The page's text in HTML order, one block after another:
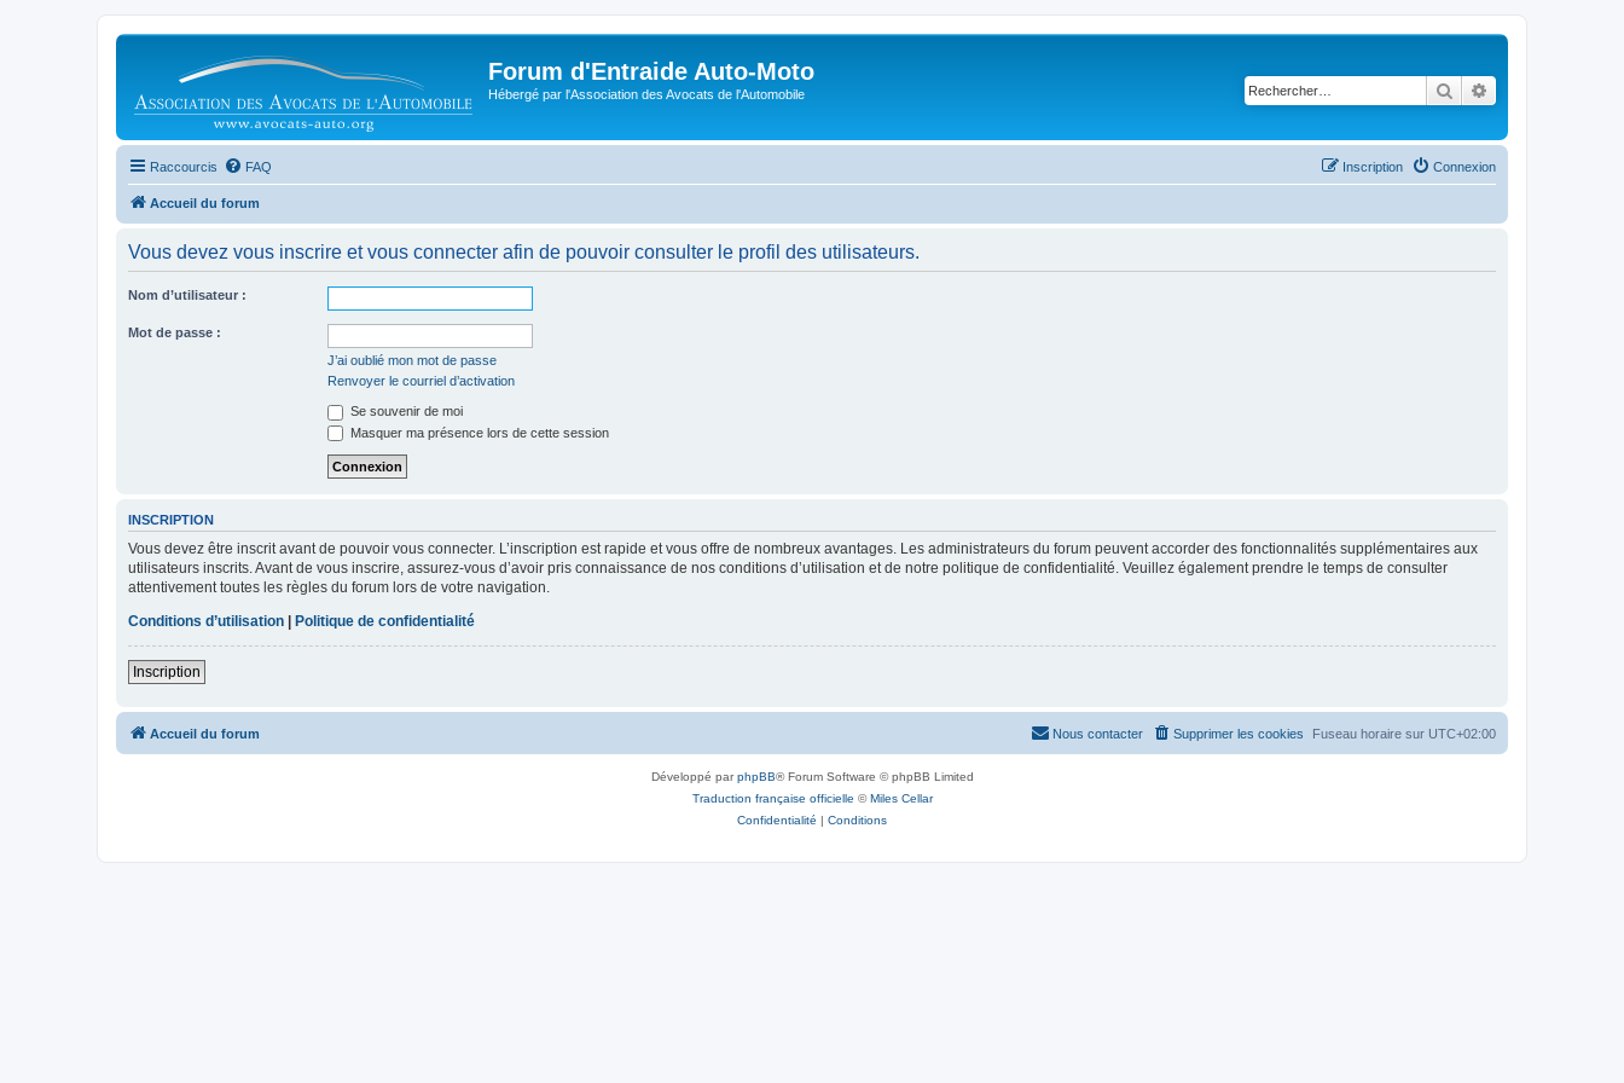
Forum d'Entraide Auto-Moto
Hébergé par l'Association des Avocats de l'Automobile Rechercher
Raccourcis FAQ Connexion
Inscription
Accueil du forum
Vous devez vous inscrire et vous connecter afin de pouvoir consulter le profil des utilisateurs.
Nom d’utilisateur :
Mot de passe :
J’ai oublié mon mot de passe
Renvoyer le courriel d’activation
Se souvenir de moi
Masquer ma présence lors de cette session
INSCRIPTION
Vous devez être inscrit avant de pouvoir vous connecter. L’inscription est rapide et vous offre de nombreux avantages. Les administrateurs du forum peuvent accorder des fonctionnalités supplémentaires aux
utilisateurs inscrits. Avant de vous inscrire, assurez-vous d’avoir pris connaissance de nos conditions d’utilisation et de notre politique de confidentialité. Veuillez également prendre le temps de consulter
attentivement toutes les règles du forum lors de votre navigation.
Conditions d’utilisation | Politique de confidentialité
Inscription
Accueil du forum Fuseau horaire sur UTC+02:00
Supprimer les cookies
Nous contacter
Développé parphpBB® Forum Software © phpBB Limited
Traduction française officielle ©Miles Cellar
Confidentialité | Conditions